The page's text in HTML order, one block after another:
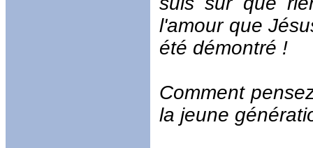
l'amour que
été démontré !
Comment
la jeune